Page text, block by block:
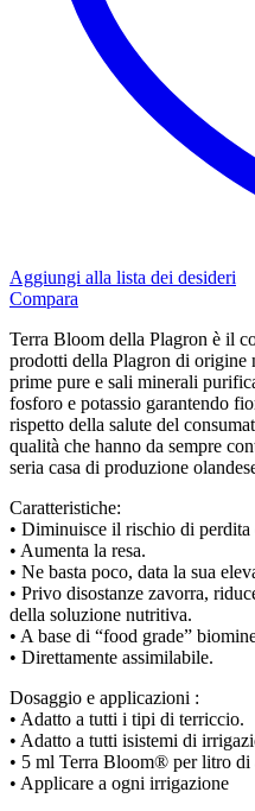
Storz & Bickel
Sun Seeds
Sunflower Trimmer
Sunon
Super Grower
Super Sativa Seed
Super Strains
Techgrow
Teco
Tempo Box
Terpethic
TexPot
TH Seeds
THCbd
The Cali
TheMonkey
Tom’s Tumbler
Top Crop
Trikoma Seeds
Trimbag
Triminator
Trimpro
TrolMaster
Twister
Vaporite
Vision Seeds
Vossloh-schwabe
White Label
Wilma
World of Seeds
Aggiungi alla lista dei desideri
Compara
Terra Bloom della Plagron è il
prodotti della Plagron di origine
prime pure e sali minerali
fosforo e potassio garantendo
rispetto della salute del
qualità che hanno da sempre
seria casa di produzione
Caratteristiche:
• Diminuisce il rischio di perdita
• Aumenta la resa.
• Ne basta poco, data la sua
• Privo disostanze zavorra,
della soluzione nutritiva.
• A base di “food grade”
• Direttamente assimilabile.
Dosaggio e applicazioni :
• Adatto a tutti i tipi di terriccio.
• Adatto a tutti isistemi di
• 5 ml Terra Bloom® per litro di
• Applicare a ogni irrigazione